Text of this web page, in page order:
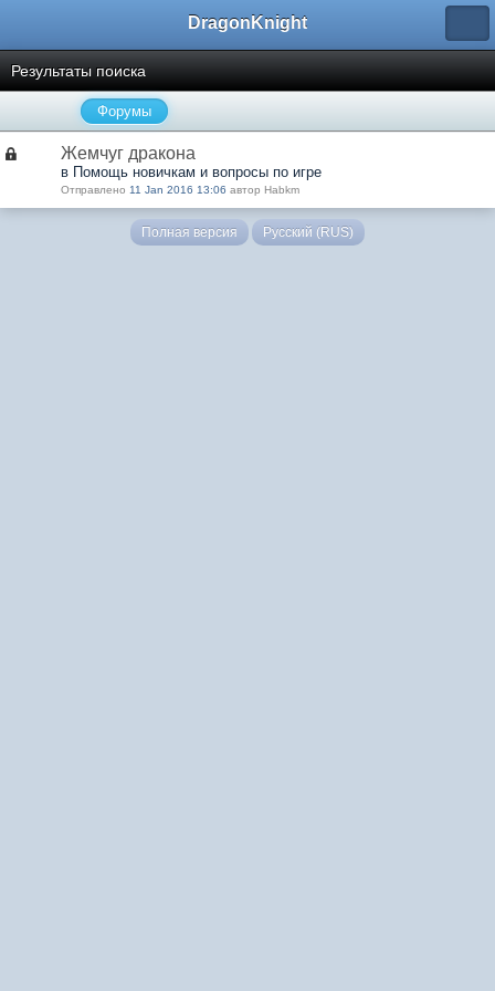
DragonKnight
Результаты поиска
Форумы
Жемчуг дракона
в Помощь новичкам и вопросы по игре
Отправлено 11 Jan 2016 13:06 автор Habkm
Полная версия Русский (RUS)